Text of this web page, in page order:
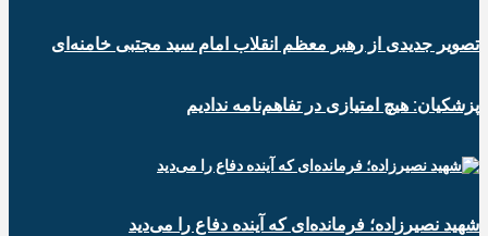
تصویر جدیدی از رهبر معظم انقلاب امام سید مجتبی خامنه‌ای
پزشکیان: هیچ امتیازی در تفاهم‌نامه ندادیم
شهید نصیرزاده؛ فرمانده‌ای که آینده دفاع را می‌دید